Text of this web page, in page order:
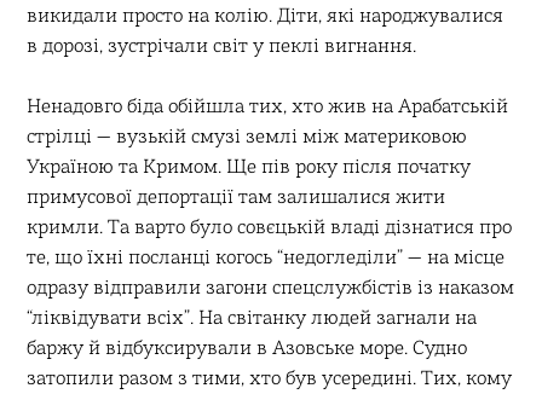
викидали просто на колію. Діти, які народжувалися
в дорозі, зустрічали світ у пеклі вигнання.
Ненадовго біда обійшла тих, хто жив на Арабатській
стрілці — вузькій смузі землі між материковою
Україною та Кримом. Ще пів року після початку
примусової депортації там залишалися жити
кримли. Та варто було совєцькій владі дізнатися про
те, що їхні посланці когось “недогледіли” — на місце
одразу відправили загони спецслужбістів із наказом
“ліквідувати всіх”. На світанку людей загнали на
баржу й відбуксирували в Азовське море. Судно
затопили разом з тими, хто був усередині. Тих, кому